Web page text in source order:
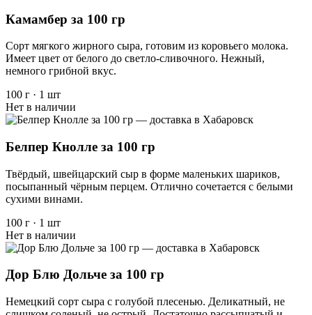
Камамбер за 100 гр
Сорт мягкого жирного сыра, готовим из коровьего молока.
Имеет цвет от белого до светло-сливочного. Нежный,
немного грибной вкус.
100 г · 1 шт
Нет в наличии
Белпер Кнолле за 100 гр
Твёрдый, швейцарский сыр в форме маленьких шариков,
посыпанный чёрным перцем. Отлично сочетается с белыми
сухими винами.
100 г · 1 шт
Нет в наличии
Дор Блю Дольче за 100 гр
Немецкий сорт сыра с голубой плесенью. Деликатный, не